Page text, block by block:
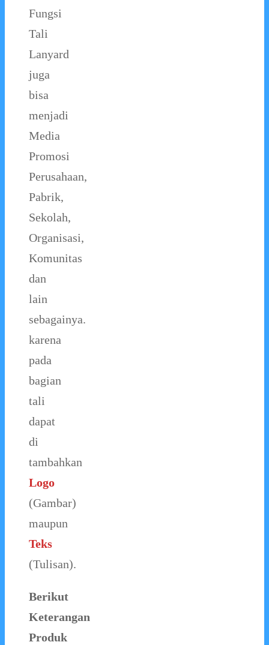
Fungsi
Tali
Lanyard
juga
bisa
menjadi
Media
Promosi
Perusahaan,
Pabrik,
Sekolah,
Organisasi,
Komunitas
dan
lain
sebagainya.
karena
pada
bagian
tali
dapat
di
tambahkan
Logo
(Gambar)
maupun
Teks
(Tulisan).
Berikut
Keterangan
Produk